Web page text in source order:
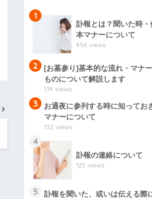
1
訃報とは？聞いた時
本マナーについて
456 views
2
[お墓参り]基本的な流れ・マナ
ものについて解説します
174 views
3
お通夜に参列する時に知ってお
マナーについて
132 views
4
訃報の連絡について
123 views
5 訃報を聞いた、或いは伝える際